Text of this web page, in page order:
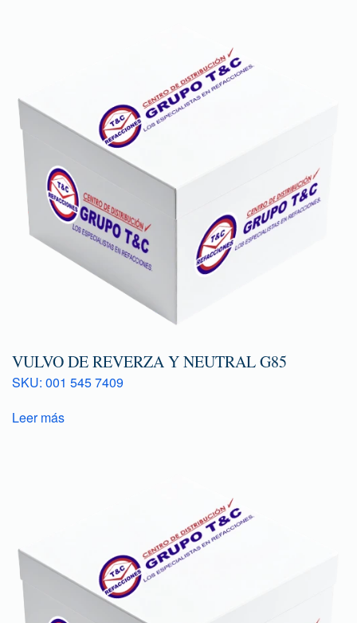
VULVO DE REVERZA Y NEUTRAL G85
SKU: 001 545 7409
Leer más